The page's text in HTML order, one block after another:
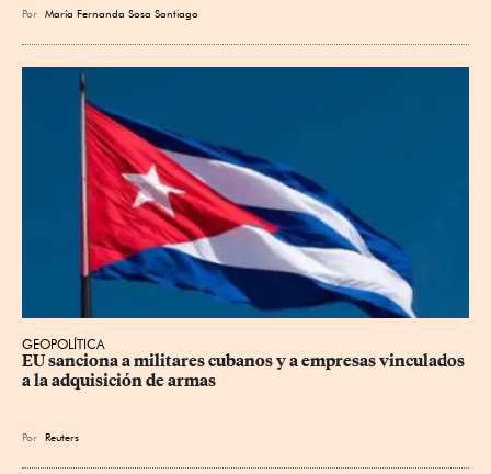
Por María Fernanda Sosa Santiago
GEOPOLÍTICA
EU sanciona a militares cubanos y a empresas vinculados
a la adquisición de armas
Por Reuters